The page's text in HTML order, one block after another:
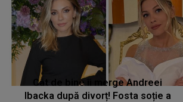
Cât de bine îi merge Andreei
Ibacka după divorț! Fosta soție a